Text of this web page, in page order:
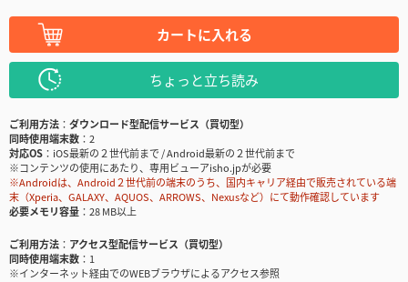
カートに入れる
ちょっと立ち読み
ご利用方法
ダウンロード型配信サービス（買切型）
同時使用端末数
2
対応OS
iOS最新の２世代前まで / Android最新の２世代前まで
※コンテンツの使用にあたり、専用ビューアisho.jpが必要
※Androidは、Android２世代前の端末のうち、国内キャリア経由で販売されている端
末（Xperia、GALAXY、AQUOS、ARROWS、Nexusなど）にて動作確認しています
必要メモリ容量
28 MB以上
ご利用方法
アクセス型配信サービス（買切型）
同時使用端末数
1
※インターネット経由でのWEBブラウザによるアクセス参照